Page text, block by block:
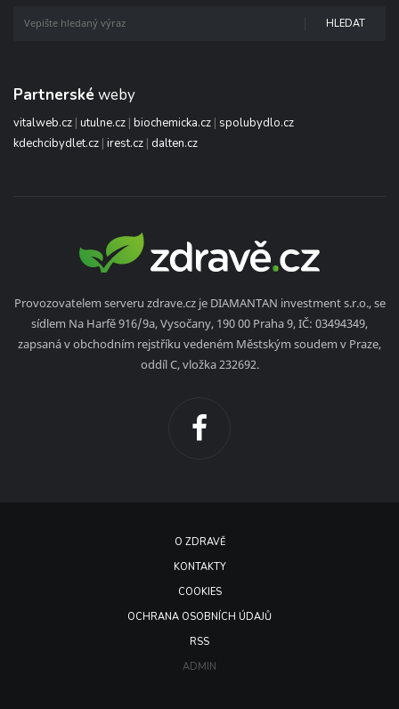
HLEDAT
Partnerské weby
vitalweb.cz | utulne.cz | biochemicka.cz | spolubydlo.cz
kdechcibydlet.cz | irest.cz | dalten.cz
Provozovatelem serveru zdrave.cz je DIAMANTAN investment s.r.o., se
sídlem Na Harfě 916/9a, Vysočany, 190 00 Praha 9, IČ: 03494349,
zapsaná v obchodním rejstříku vedeném Městským soudem v Praze,
oddíl C, vložka 232692.
O ZDRAVĚ
KONTAKTY
COOKIES
OCHRANA OSOBNÍCH ÚDAJŮ
RSS
ADMIN